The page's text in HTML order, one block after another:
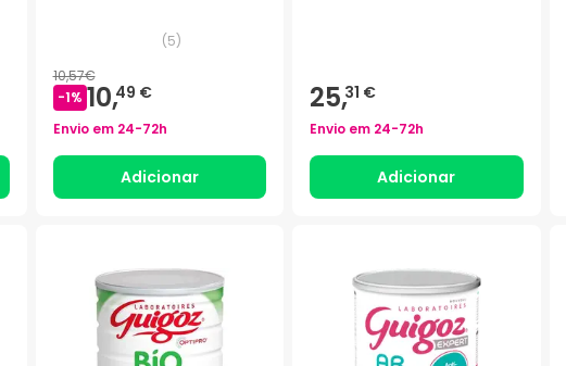
(5)
10,57€
-1% 10,49 €
Envio em 24-72h
Adicionar
25,31 €
Envio em 24-72h
Adicionar